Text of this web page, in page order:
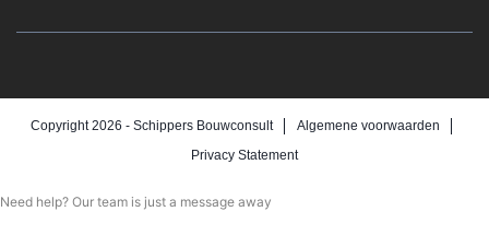
Copyright 2026 - Schippers Bouwconsult
Algemene voorwaarden
Privacy Statement
Need help? Our team is just a message away